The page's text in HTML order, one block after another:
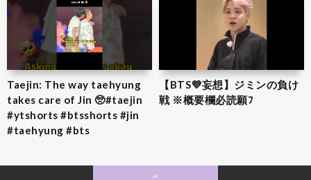
Taejin: The way taehyung
takes care of Jin 🥺#taejin
#ytshorts #btsshorts #jin
#taehyung #bts
【BTS💜‪妄想】ジミンの負け
戦 ※概要欄必読願ﾌ